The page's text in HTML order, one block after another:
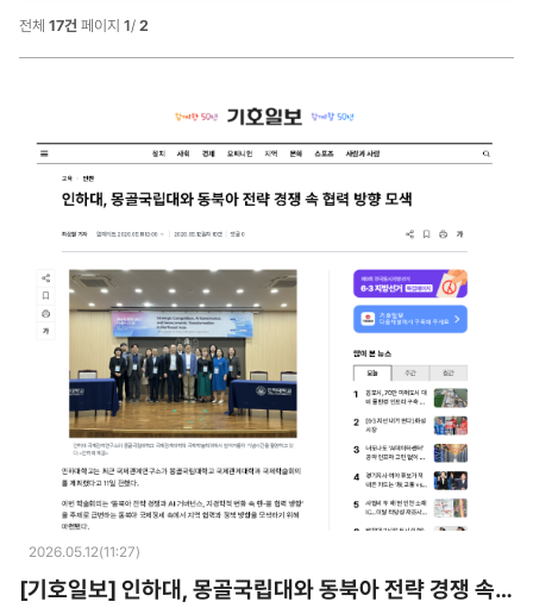
전체 17건 페이지 1/ 2
2026.05.12(11:27)
[기호일보] 인하대, 몽골국립대와 동북아 전략 경쟁 속 협력 방향 모색